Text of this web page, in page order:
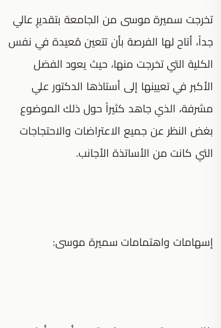
تخرجت سميرة موسى من الجامعة بتقديرٍ عالي
جداً، أتاح لها الفرصة بأن تتعين مُعيدة في نفس
الكلية التي تخرجت منها، حيث يعود الفضل
الأكبر في تعيينها إلى أستاذها الدكتور علي
مشرفة، الذي جاهد كثيراً حول ذلك الموضوع
بغض النظر عن جميع الاعتراضات والاحتجاجات
التي كانت من الأساتذة الأجانب.
إسهامات واهتمامات سميرة موسى: